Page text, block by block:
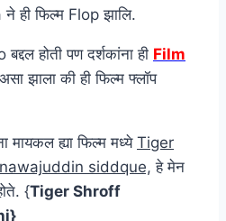
ही फिल्म Flop झालि.
होती पण दर्शकांना ही Film
झाला की ही फिल्म फ्लॉप
मायकल ह्या फिल्म मध्ये Tiger
siddque, हे मेन
{Tiger Shroff